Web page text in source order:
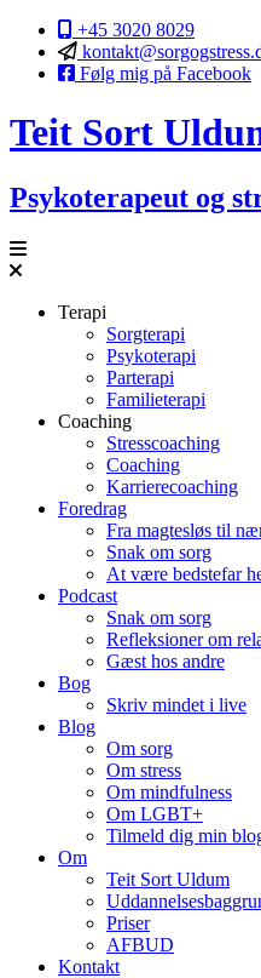
+45 3020 8029
Følg mig på Facebook
Teit Sort
Psykoterapeut og
Terapi
Sorgterapi
Psykoterapi
Parterapi
Familieterapi
Coaching
Stresscoaching
Coaching
Karrierecoaching
Foredrag
Fra magtesløs til
Snak om sorg
At være bedstefar
Podcast
Snak om sorg
Refleksioner om
Gæst hos andre
Bog
Skriv mindet i live
Blog
Om sorg
Om stress
Om mindfulness
Om LGBT+
Tilmeld dig min
Om
Teit Sort Uldum
Priser
AFBUD
Kontakt